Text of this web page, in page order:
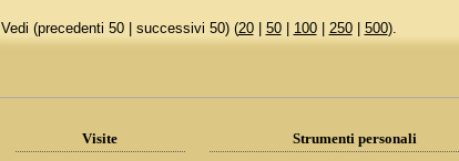
Vedi (precedenti 50 | successivi 50) (20| 50| 100| 250| 500).
Visite Strumenti personali